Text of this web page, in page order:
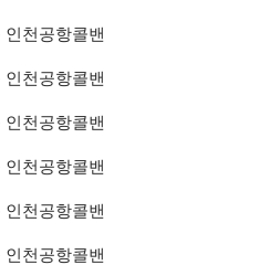
인천공항콜밴
인천공항콜밴
인천공항콜밴
인천공항콜밴
인천공항콜밴
인천공항콜밴